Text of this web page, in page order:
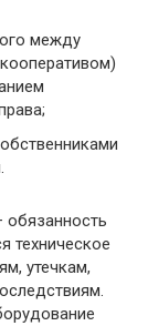
между
техническое
утечкам,